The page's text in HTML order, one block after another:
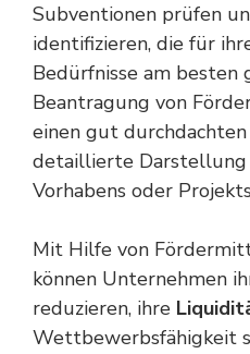
Subventionen prüfen
identifizieren, die für
Bedürfnisse am besten
Beantragung von
einen gut
detaillierte
Vorhabens oder
Mit Hilfe von
können Unternehmen
reduzieren, ihre
Wettbewerbsfähigkeit